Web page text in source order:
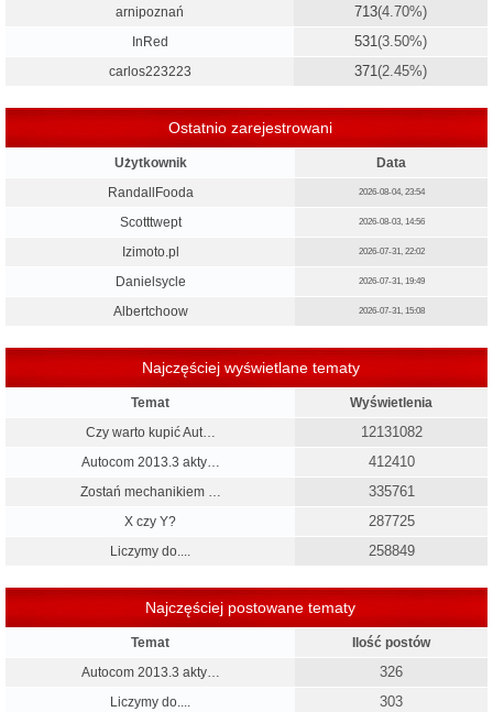
arnipoznań 713(4.70%)
InRed 531(3.50%)
carlos223223 371(2.45%)
Ostatnio zarejestrowani
Użytkownik
Data
RandallFooda
2026-08-04, 23:54
Scotttwept 2026-08-03, 14:56
Izimoto.pl 2026-07-31, 22:02
Danielsycle 2026-07-31, 19:49
Albertchoow 2026-07-31, 15:08
Najczęściej wyświetlane tematy
Temat
Wyświetlenia
Czy warto kupić Aut…
12131082
Autocom 2013.3 akty… 412410
Zostań mechanikiem … 335761
X czy Y? 287725
Liczymy do.... 258849
Najczęściej postowane tematy
Temat
Ilość postów
Autocom 2013.3 akty…
326
Liczymy do.... 303